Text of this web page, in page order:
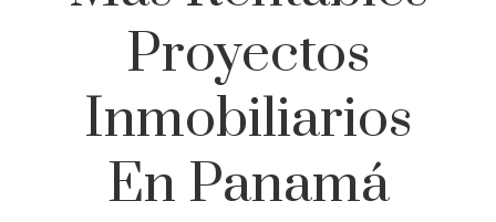
Proyectos
Inmobiliarios
En Panamá